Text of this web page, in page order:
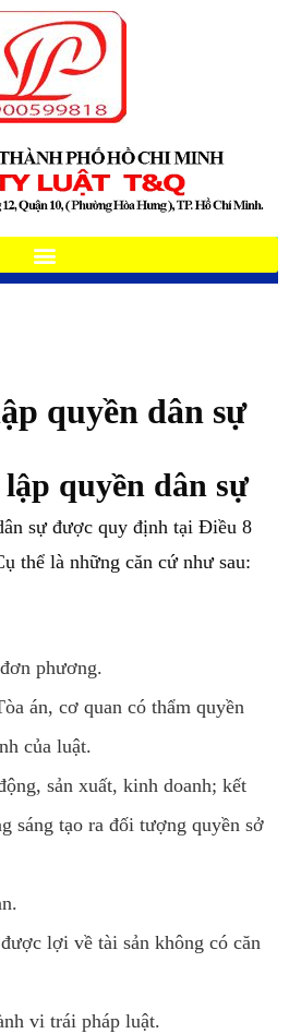
quyền dân sự
quyền dân sự
sự được quy định tại Điều 8
thể là những căn cứ như sau:
phương.
án, cơ quan có thẩm quyền
của luật.
sản xuất, kinh doanh; kết
sáng tạo ra đối tượng quyền sở
lợi về tài sản không có căn
vi trái pháp luật.